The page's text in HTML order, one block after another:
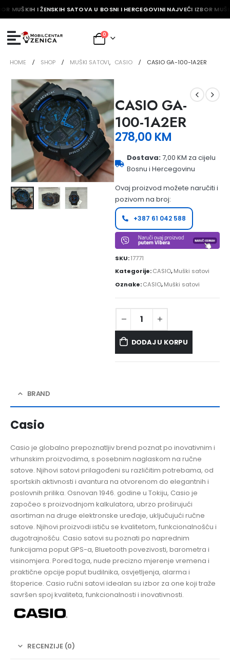
MUŠKIH I ŽENSKIH SATOVA U BOSNI I HERCEGOVINI NAJVEĆI IZBOR
0
HOME SHOP MUŠKI SATOVI, CASIO CASIO GA-100-1A2ER
CASIO GA-
100-1A2ER
278,00 KM
Dostava:7,00 KM za cijelu
Bosnu i Hercegovinu
Ovaj proizvod možete naručiti i
pozivom na broj:
+387 61 042 588
SKU:17771
Kategorije:CASIO,Muški satovi
Oznake:CASIO,Muški satovi
DODAJ U KORPU
BRAND
Casio
Casio je globalno prepoznatljiv brend poznat po inovativnim i
vrhunskim proizvodima, s posebnim naglaskom na ručne
satove. Njihovi satovi prilagođeni su različitim potrebama, od
sportskih aktivnosti i avantura na otvorenom do elegantnih i
poslovnih prilika. Osnovan 1946. godine u Tokiju, Casio je
započeo s proizvodnjom kalkulatora, ubrzo proširujući
asortiman na druge elektronske uređaje, uključujući ručne
satove. Njihovi proizvodi ističu se kvalitetom, funkcionalnošću i
dugotrajnošću. Casio satovi su poznati po naprednim
funkcijama poput GPS-a, Bluetooth povezivosti, barometra i
visinomjera. Pored toga, nude precizno mjerenje vremena i
praktične opcije poput budilnika, osvjetljenja, alarma i
štoperice. Casio ručni satovi idealan su izbor za one koji traže
savršen spoj kvaliteta, funkcionalnosti i inovativnosti.
RECENZIJE (0)